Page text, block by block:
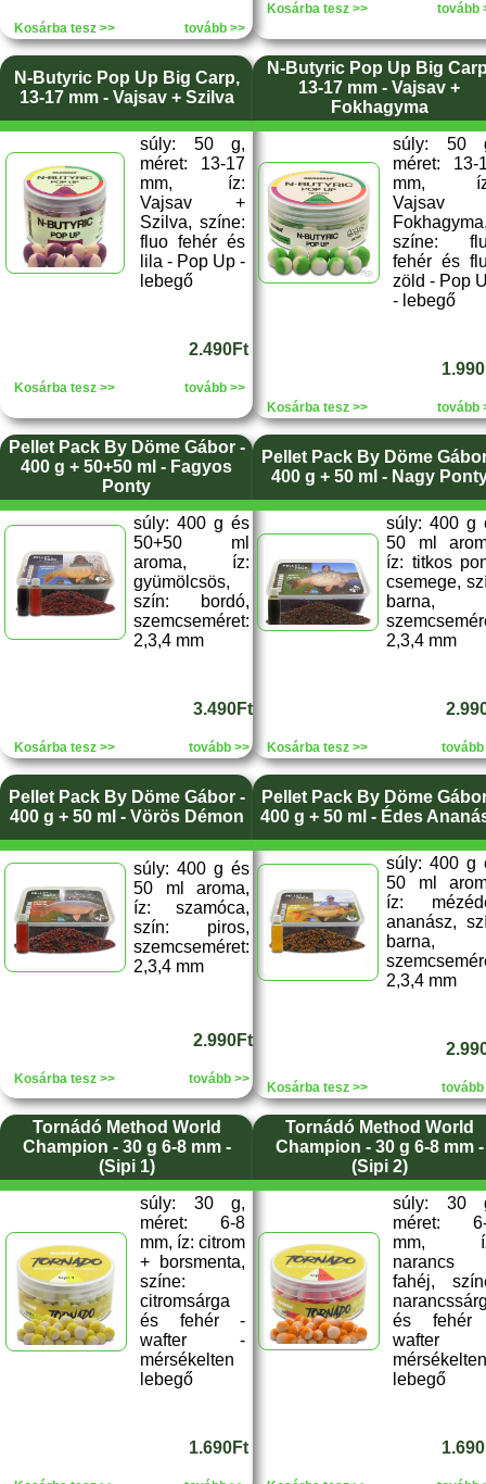
Kosárba tesz >> tovább >>
Kosárba tesz >> tovább
N-Butyric Pop Up Big Carp,
13-17 mm - Vajsav + Szilva
súly: 50 g,
méret: 13-17
mm, íz:
Vajsav +
Szilva, színe:
fluo fehér és
lila - Pop Up -
lebegő
2.490Ft
Kosárba tesz >> tovább >>
N-Butyric Pop Up Big
13-17 mm - Vajsav +
Fokhagyma
súly: 50
méret: 13-
mm,
Vajsav
színe:
fehér és
zöld - Pop
- lebegő
Kosárba tesz >> tovább
Pellet Pack By Döme Gábor -
400 g + 50+50 ml - Fagyos
Ponty
súly: 400 g és
50+50 ml
aroma, íz:
gyümölcsös,
szín: bordó,
szemcseméret:
2,3,4 mm
3.490Ft
Kosárba tesz >> tovább >>
Pellet Pack By Döme
400 g + 50 ml - Nagy
súly: 400 g
50 ml
íz: titkos
csemege,
barna,
2,3,4 mm
Kosárba tesz >> tovább
Pellet Pack By Döme Gábor -
400 g + 50 ml - Vörös Démon
súly: 400 g és
50 ml aroma,
íz: szamóca,
szín: piros,
szemcseméret:
2,3,4 mm
2.990Ft
Kosárba tesz >> tovább >>
Pellet Pack By Döme
400 g + 50 ml - Édes
súly: 400 g
50 ml
íz:
ananász,
barna,
2,3,4 mm
Kosárba tesz >> tovább
Tornádó Method World
Champion - 30 g 6-8 mm -
(Sipi 1)
súly: 30 g,
méret: 6-8
mm, íz: citrom
+ borsmenta,
színe:
citromsárga
és fehér -
wafter -
mérsékelten
lebegő
1.690Ft
Tornádó Method World
Champion - 30 g 6-8 mm -
(Sipi 2)
súly: 30
méret:
mm,
narancs
fahéj,
és fehér
wafter
mérsékelten
lebegő